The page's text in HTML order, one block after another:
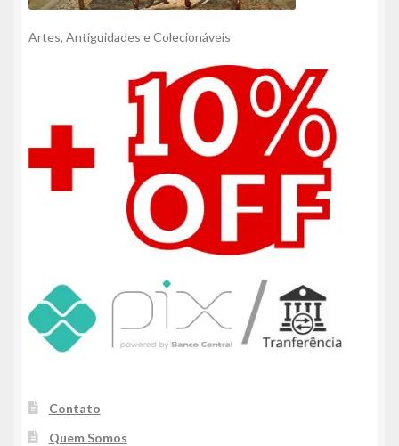
Artes, Antiguidades e Colecionáveis
Contato
Quem Somos